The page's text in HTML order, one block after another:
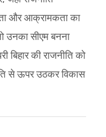
और आक्रामकता का
उनका सीएम बनना
की राजनीति को
से ऊपर उठकर विकास